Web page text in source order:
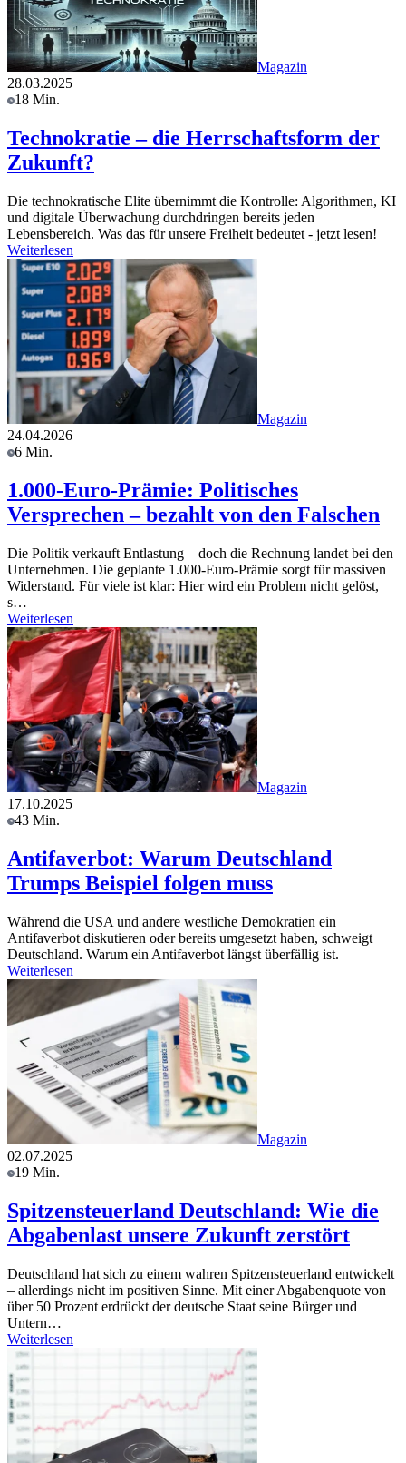
Magazin
28.03.2025
18 Min.
Technokratie – die Herrschaftsform der
Zukunft?
Die technokratische Elite übernimmt die Kontrolle: Algorithmen, KI
und digitale Überwachung durchdringen bereits jeden
Lebensbereich. Was das für unsere Freiheit bedeutet - jetzt lesen!
Weiterlesen
Magazin
24.04.2026
6 Min.
1.000-Euro-Prämie: Politisches
Versprechen – bezahlt von den Falschen
Die Politik verkauft Entlastung – doch die Rechnung landet bei den
Unternehmen. Die geplante 1.000-Euro-Prämie sorgt für massiven
Widerstand. Für viele ist klar: Hier wird ein Problem nicht gelöst,
s…
Weiterlesen
Magazin
17.10.2025
43 Min.
Antifaverbot: Warum Deutschland
Trumps Beispiel folgen muss
Während die USA und andere westliche Demokratien ein
Antifaverbot diskutieren oder bereits umgesetzt haben, schweigt
Deutschland. Warum ein Antifaverbot längst überfällig ist.
Weiterlesen
Magazin
02.07.2025
19 Min.
Spitzensteuerland Deutschland: Wie die
Abgabenlast unsere Zukunft zerstört
Deutschland hat sich zu einem wahren Spitzensteuerland entwickelt
– allerdings nicht im positiven Sinne. Mit einer Abgabenquote von
über 50 Prozent erdrückt der deutsche Staat seine Bürger und
Untern…
Weiterlesen